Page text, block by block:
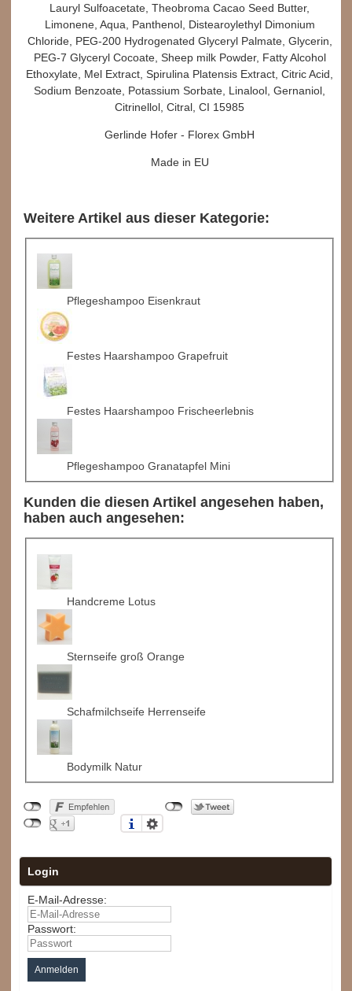
Lauryl Sulfoacetate, Theobroma Cacao Seed Butter,
Limonene, Aqua, Panthenol, Distearoylethyl Dimonium
Chloride, PEG-200 Hydrogenated Glyceryl Palmate, Glycerin,
PEG-7 Glyceryl Cocoate, Sheep milk Powder, Fatty Alcohol
Ethoxylate, Mel Extract, Spirulina Platensis Extract, Citric Acid,
Sodium Benzoate, Potassium Sorbate, Linalool, Gernaniol,
Citrinellol, Citral, CI 15985
Gerlinde Hofer - Florex GmbH
Made in EU
Weitere Artikel aus dieser Kategorie:
Pflegeshampoo Eisenkraut
Festes Haarshampoo Grapefruit
Festes Haarshampoo Frischeerlebnis
Pflegeshampoo Granatapfel Mini
Kunden die diesen Artikel angesehen haben,
haben auch angesehen:
Handcreme Lotus
Sternseife groß Orange
Schafmilchseife Herrenseife
Bodymilk Natur
Login
E-Mail-Adresse:
Passwort: